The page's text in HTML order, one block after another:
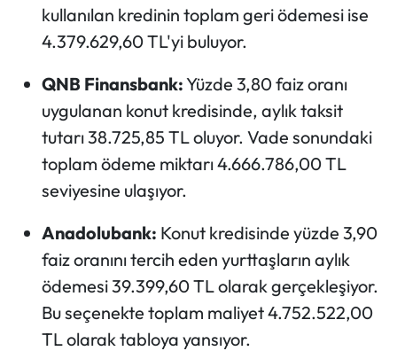
kullanılan kredinin toplam geri ödemesi ise
4.379.629,60 TL'yi buluyor.
QNB Finansbank:Yüzde 3,80 faiz oranı
uygulanan konut kredisinde, aylık taksit
tutarı 38.725,85 TL oluyor. Vade sonundaki
toplam ödeme miktarı 4.666.786,00 TL
seviyesine ulaşıyor.
Anadolubank: Konut kredisinde yüzde 3,90
faiz oranını tercih eden yurttaşların aylık
ödemesi 39.399,60 TL olarak gerçekleşiyor.
Bu seçenekte toplam maliyet 4.752.522,00
TL olarak tabloya yansıyor.